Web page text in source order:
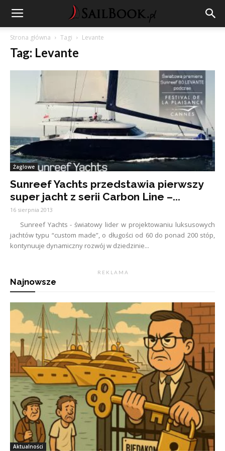
Strona główna Tagi Levante
Tag: Levante
Żaglowe
Sunreef Yachts przedstawia pierwszy
super jacht z serii Carbon Line –...
16 sierpnia 2013
Sunreef Yachts - światowy lider w projektowaniu luksusowych
jachtów typu “custom made”, o długości od 60 do ponad 200 stóp,
kontynuuje dynamiczny rozwój w dziedzinie...
R E K L A M A
Najnowsze
Aktualności